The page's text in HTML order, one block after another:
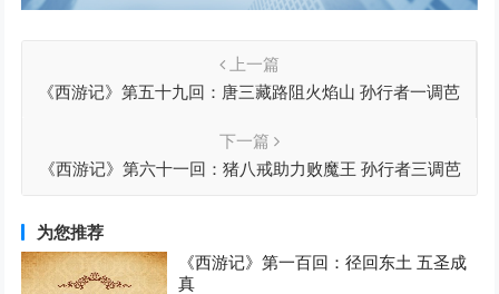
上一篇
《西游记》第五十九回：唐三藏路阻火焰山 孙行者一调芭
下一篇
《西游记》第六十一回：猪八戒助力败魔王 孙行者三调芭
为您推荐
《西游记》第一百回：径回东土 五圣成
真